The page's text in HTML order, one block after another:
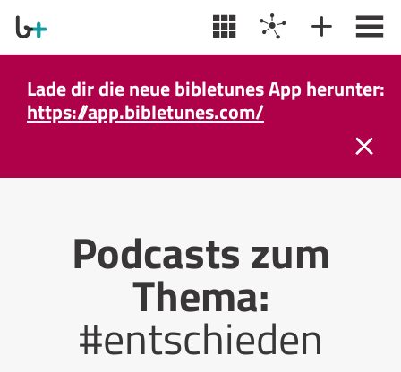
Lade dir die neue bibletunes App herunter:
https://app.bibletunes.com/
Podcasts zum
Thema:
#entschieden